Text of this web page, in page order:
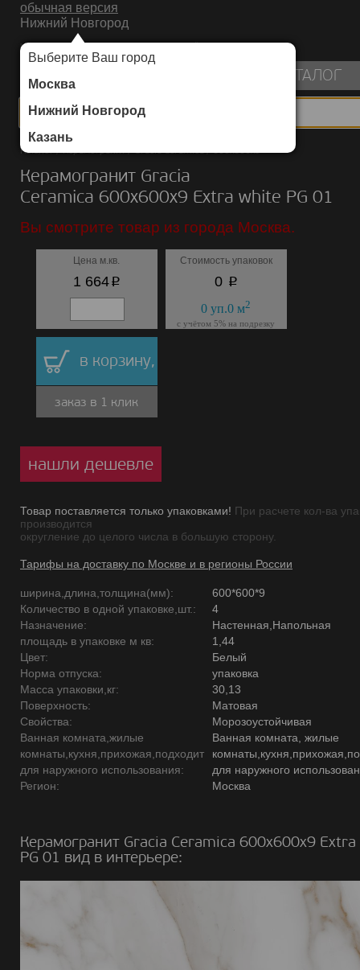
обычная версия
Нижний Новгород
Выберите Ваш город
Москва
Нижний Новгород
Казань
ИНТЕРНЕТ-МАГАЗИН НАПОЛЬНЫХ ПОКРЫТИЙ
КАТАЛОГ
Каталог/Керамогранит/Gracia Ceramica/600х600х9
Керамогранит Gracia
Ceramica 600х600х9 Extra white PG 01
Вы смотрите товар из города Москва.
Цена м.кв.
1 664p
Стоимость упаковок
0 p
0 уп.0 м2
с учётом 5% на подрезку
в корзину,
заказ в 1 клик
нашли дешевле
Товар поставляется только упаковками! При расчете кол-ва
производится
округление до целого числа в большую сторону.
Тарифы на доставку по Москве и в регионы России
ширина,длина,толщина(мм):
600*600*9
Количество в одной упаковке,шт.:
4
Назначение:
Настенная,Напольная
площадь в упаковке м кв:
1,44
Цвет:
Белый
Норма отпуска:
упаковка
Масса упаковки,кг:
30,13
Поверхность:
Матовая
Свойства:
Морозоустойчивая
Ванная комната,жилые
комнаты,кухня,прихожая,подходит
для наружного использования:
Ванная комната, жилые
для наружного
Регион:
Москва
Керамогранит Gracia Ceramica 600х600х9
PG 01 вид в интерьере: